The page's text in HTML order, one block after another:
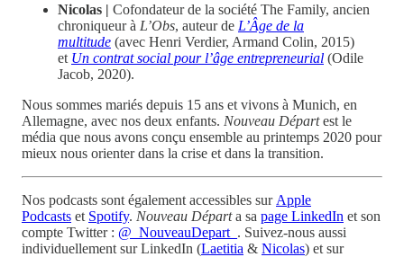
Nicolas | Cofondateur de la société The Family, ancien
chroniqueur à L’Obs, auteur de L’Âge de la
multitude (avec Henri Verdier, Armand Colin, 2015)
et Un contrat social pour l’âge entrepreneurial (Odile
Jacob, 2020).
Nous sommes mariés depuis 15 ans et vivons à Munich, en
Allemagne, avec nos deux enfants. Nouveau Départest le
média que nous avons conçu ensemble au printemps 2020 pour
mieux nous orienter dans la crise et dans la transition.
Nos podcasts sont également accessibles sur Apple
Podcasts et Spotify. Nouveau Départa sa page LinkedIn et son
compte Twitter : @_NouveauDepart_ . Suivez-nous aussi
individuellement sur LinkedIn (Laetitia & Nicolas) et sur